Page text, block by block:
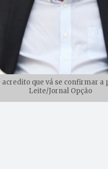
que vá se confirmar a
Leite/Jornal Opção